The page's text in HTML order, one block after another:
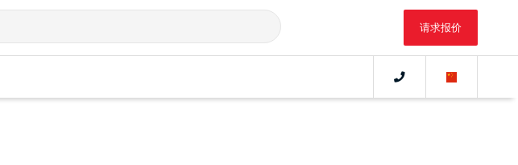
请求报价